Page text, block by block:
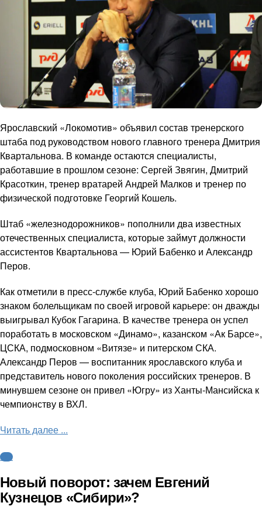
Ярославский «Локомотив» объявил состав тренерского
штаба под руководством нового главного тренера Дмитрия
Квартальнова. В команде остаются специалисты,
работавшие в прошлом сезоне: Сергей Звягин, Дмитрий
Красоткин, тренер вратарей Андрей Малков и тренер по
физической подготовке Георгий Кошель.
Штаб «железнодорожников» пополнили два известных
отечественных специалиста, которые займут должности
ассистентов Квартальнова — Юрий Бабенко и Александр
Перов.
Как отметили в пресс-службе клуба, Юрий Бабенко хорошо
знаком болельщикам по своей игровой карьере: он дважды
выигрывал Кубок Гагарина. В качестве тренера он успел
поработать в московском «Динамо», казанском «Ак Барсе»,
ЦСКА, подмосковном «Витязе» и питерском СКА.
Александр Перов — воспитанник ярославского клуба и
представитель нового поколения российских тренеров. В
минувшем сезоне он привел «Югру» из Ханты-Мансийска к
чемпионству в ВХЛ.
Читать далее ...
КХЛ
Новый поворот: зачем Евгений
Кузнецов «Сибири»?